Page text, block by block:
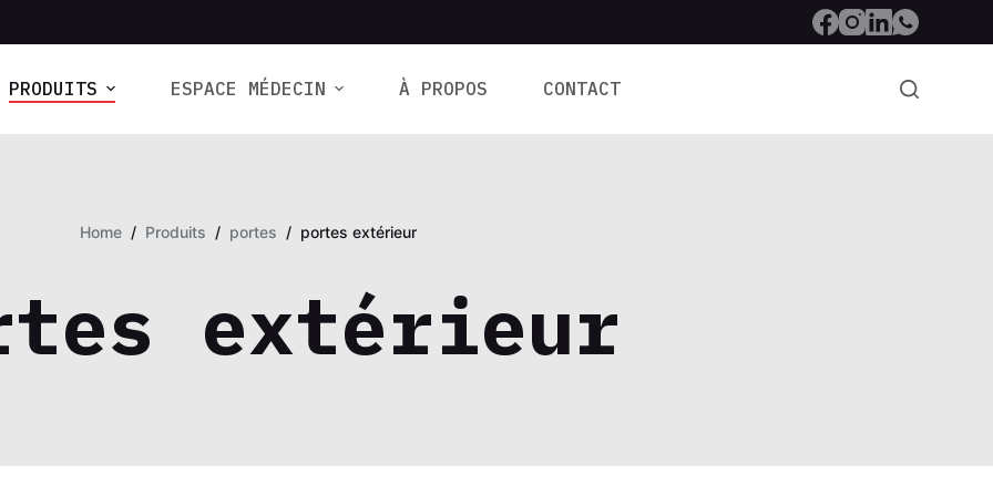
PRODUITS ESPACE MÉDECIN À PROPOS CONTACT
Home / Produits / portes / portes extérieur
extérieur